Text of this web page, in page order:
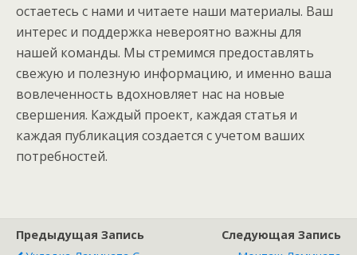
остаетесь с нами и читаете наши материалы. Ваш
интерес и поддержка невероятно важны для
нашей команды. Мы стремимся предоставлять
свежую и полезную информацию, и именно ваша
вовлеченность вдохновляет нас на новые
свершения. Каждый проект, каждая статья и
каждая публикация создается с учетом ваших
потребностей.
Предыдущая Запись
Следующая Запись